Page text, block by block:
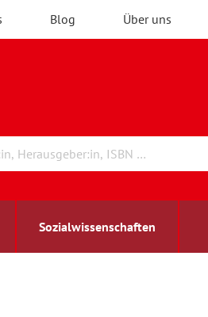
Blog Über uns
Sozialwissenschaften